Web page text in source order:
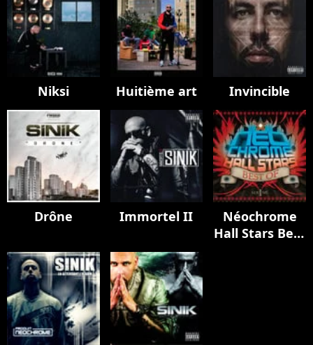
Niksi Huitième art Invincible
Drône Immortel II
Néochrome
Hall Stars Best